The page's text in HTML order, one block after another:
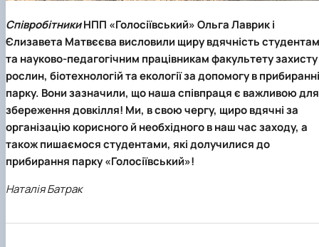
СпівробітникиНПП «Голосіївський»Ольга Лаврикі
Єлизавета Матвєєва висловили щиру вдячність студентам
та науково-педагогічним працівникам факультету захисту
рослин, біотехнологій та екології за допомогу в прибиранні
парку. Вони зазначили, що наша співпраця є важливою для
збереження довкілля! Ми, в свою чергу, щиро вдячні за
організацію корисного й необхідного в наш час заходу, а
також пишаємося студентами, які долучилися до
прибирання парку «Голосіївський»!
Наталія Батрак